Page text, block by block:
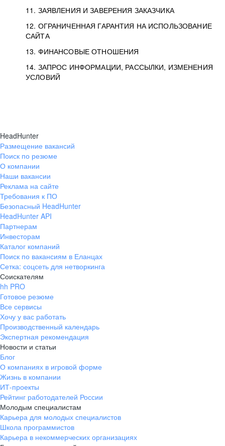
11. ЗАЯВЛЕНИЯ И ЗАВЕРЕНИЯ ЗАКАЗЧИКА
12. ОГРАНИЧЕННАЯ ГАРАНТИЯ НА ИСПОЛЬЗОВАНИЕ
САЙТА
13. ФИНАНСОВЫЕ ОТНОШЕНИЯ
14. ЗАПРОС ИНФОРМАЦИИ, РАССЫЛКИ, ИЗМЕНЕНИЯ
УСЛОВИЙ
HeadHunter
Размещение вакансий
Поиск по резюме
О компании
Наши вакансии
Реклама на сайте
Требования к ПО
Безопасный HeadHunter
HeadHunter API
Партнерам
Инвесторам
Каталог компаний
Поиск по вакансиям в Еланцах
Сетка: соцсеть для нетворкинга
Соискателям
hh PRO
Готовое резюме
Все сервисы
Хочу у вас работать
Производственный календарь
Экспертная рекомендация
Новости и статьи
Блог
О компаниях в игровой форме
Жизнь в компании
ИТ-проекты
Рейтинг работодателей России
Молодым специалистам
Карьера для молодых специалистов
Школа программистов
Карьера в некоммерческих организациях